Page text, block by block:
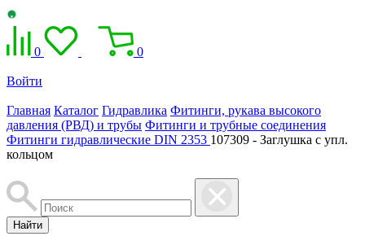
0 0
Войти
Главная Каталог Гидравлика Фитинги, рукава высокого
давления (РВД) и трубы Фитинги и трубные соединения
Фитинги гидравлические DIN 2353 107309 - Заглушка с упл.
кольцом
Найти